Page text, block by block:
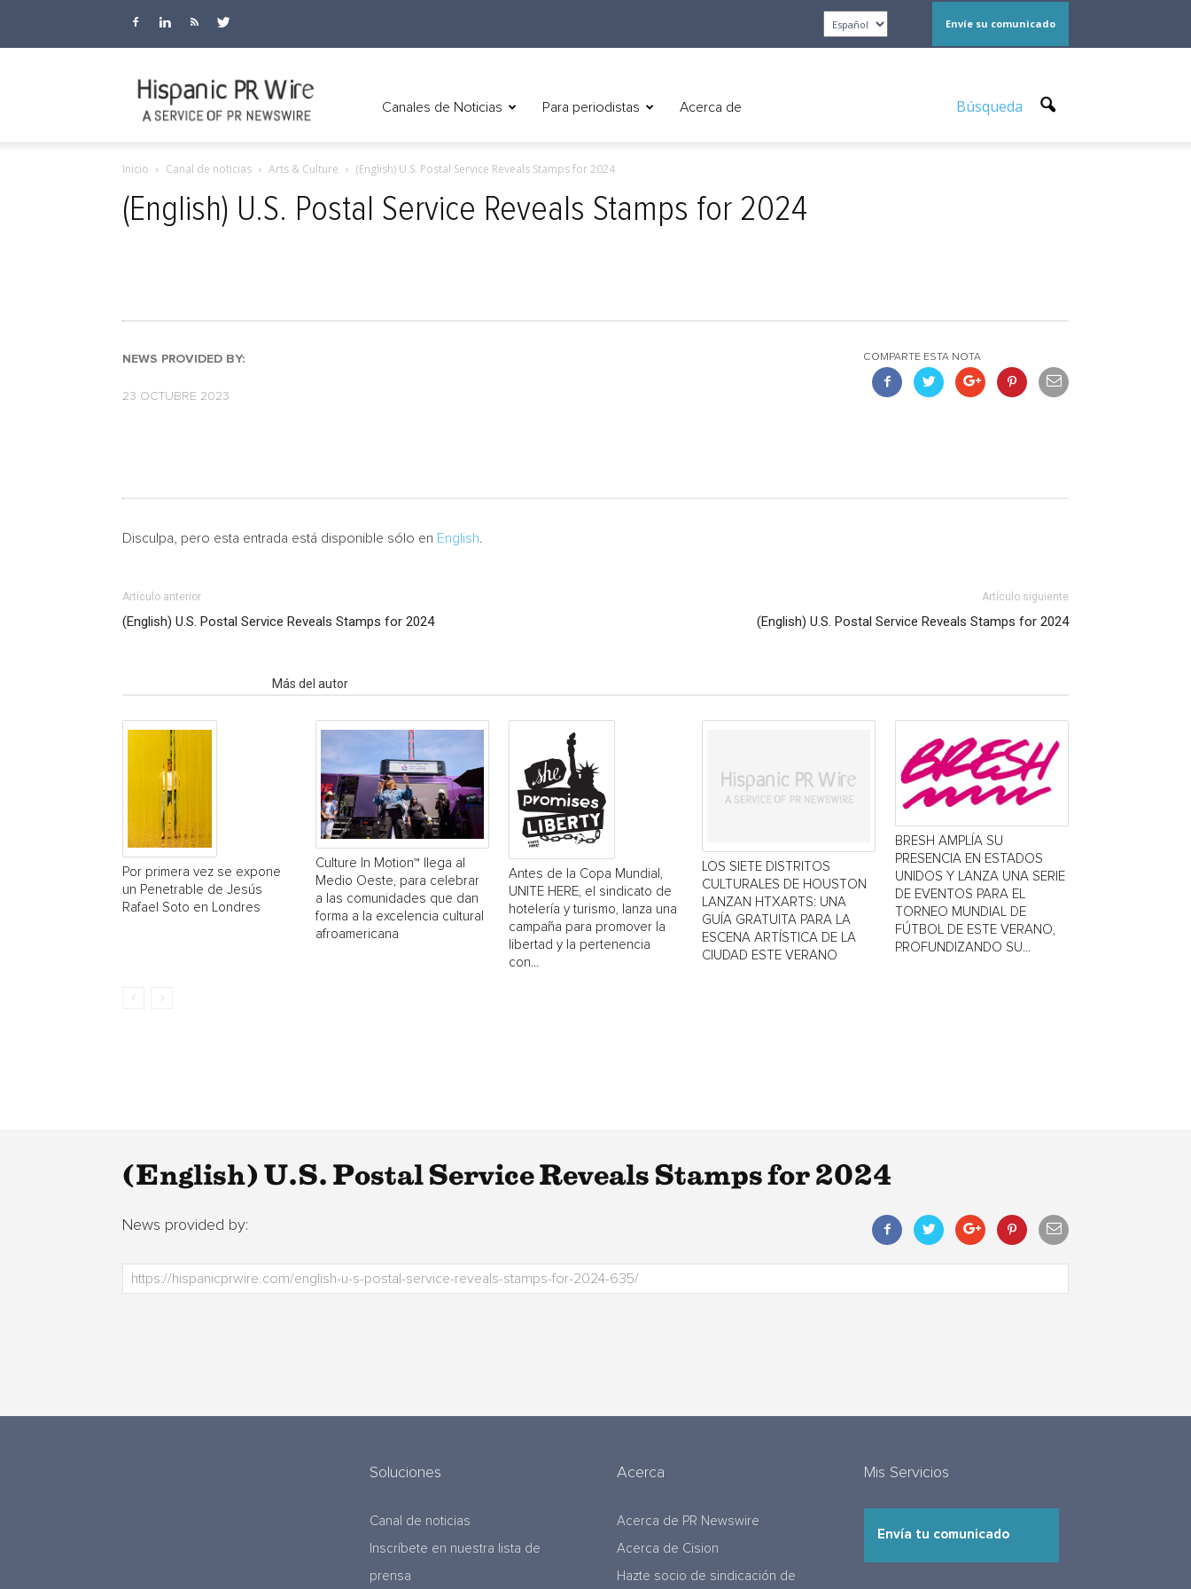
Envíe su comunicado
Canales de Noticias Para periodistas Acerca de Búsqueda
Inicio Canal de noticias Arts & Culture (English) U.S. Postal Service Reveals Stamps for 2024
(English) U.S. Postal Service Reveals Stamps for 2024
NEWS PROVIDED BY:
23 OCTUBRE 2023
COMPARTE ESTA NOTA
Disculpa, pero esta entrada está disponible sólo en English
Artículo anterior
(English) U.S. Postal Service Reveals Stamps for 2024
Artículo siguiente
(English) U.S. Postal Service Reveals Stamps for 2024
Más del autor
Por primera vez se expone
un Penetrable de Jesús
Rafael Soto en Londres
Culture In Motion™ llega al
Medio Oeste, para celebrar
a las comunidades que dan
forma a la excelencia cultural
afroamericana
Antes de la Copa Mundial,
UNITE HERE, el sindicato de
hotelería y turismo, lanza una
campaña para promover la
libertad y la pertenencia
con...
LOS SIETE DISTRITOS
CULTURALES DE HOUSTON
LANZAN HTXARTS: UNA
GUÍA GRATUITA PARA LA
ESCENA ARTÍSTICA DE LA
CIUDAD ESTE VERANO
BRESH AMPLÍA SU
PRESENCIA EN ESTADOS
UNIDOS Y LANZA UNA SERIE
DE EVENTOS PARA EL
TORNEO MUNDIAL DE
FÚTBOL DE ESTE VERANO,
PROFUNDIZANDO SU...
(English) U.S. Postal Service Reveals Stamps for 2024
News provided by:
Soluciones
Canal de noticias
Inscríbete en nuestra lista de
prensa
Acerca
Acerca de PR Newswire
Acerca de Cision
Hazte socio de sindicación de
Mis Servicios
Envía tu comunicado